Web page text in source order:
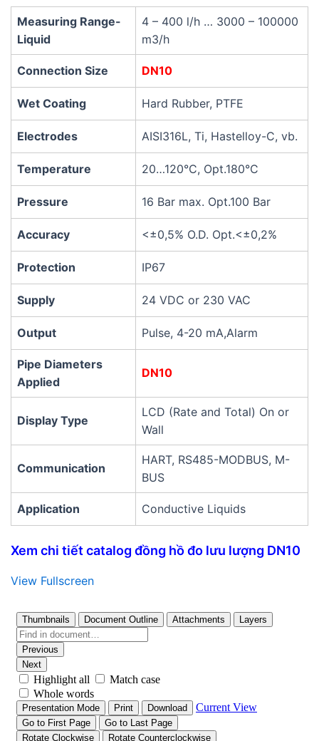
Measuring Range-
Liquid​
4 – 400 l/h … 3000 – 100000
m3/h
Connection Size DN10
Wet Coating​ Hard Rubber, PTFE
Electrodes AISI316L, Ti, Hastelloy-C, vb.
Temperature 20…120°C, Opt.180°C
Pressure 16 Bar max. Opt.100 Bar
Accuracy <±0,5% O.D. Opt.<±0,2%
Protection IP67
Supply 24 VDC or 230 VAC
Output Pulse, 4-20 mA,Alarm
Pipe Diameters
Applied
DN10
Display Type
LCD (Rate and Total) On or
Wall
Communication
HART, RS485-MODBUS, M-
BUS
Application Conductive Liquids
Xem chi tiết catalog đồng hồ đo lưu lượng DN10
View Fullscreen